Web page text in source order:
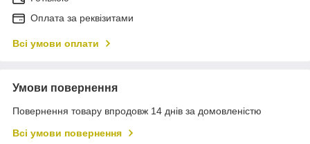
Оплата за реквізитами
Всі умови оплати
Умови повернення
Повернення товару впродовж 14 днів за домовленістю
Всі умови повернення